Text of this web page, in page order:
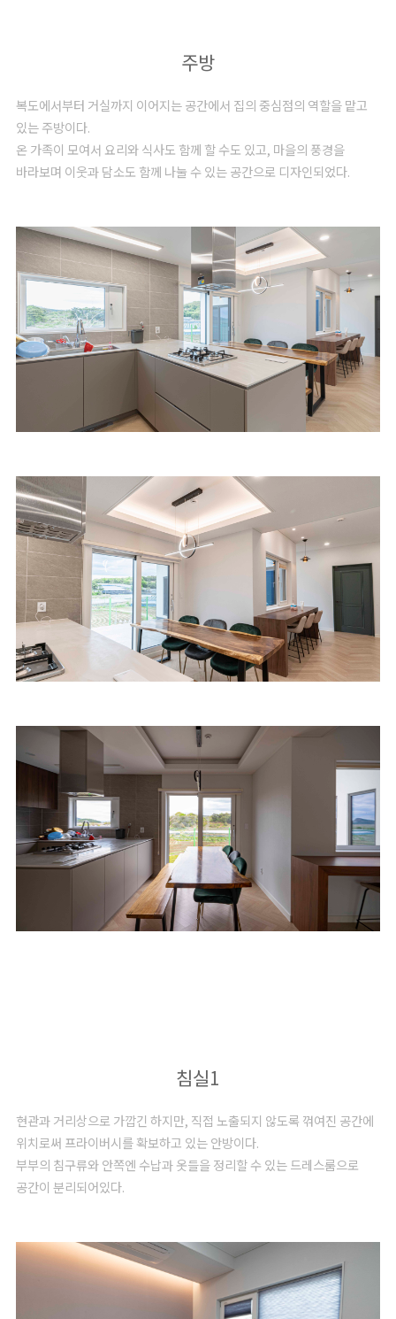
주방
복도에서부터 거실까지 이어지는 공간에서 집의 중심점의 역할을 맡고
있는 주방이다.
온 가족이 모여서 요리와 식사도 함께 할 수도 있고, 마을의 풍경을
바라보며 이웃과 담소도 함께 나눌 수 있는 공간으로 디자인되었다.
침실1
현관과 거리상으로 가깝긴 하지만, 직접 노출되지 않도록 꺾여진 공간에
위치로써 프라이버시를 확보하고 있는 안방이다.
부부의 침구류와 안쪽엔 수납과 옷들을 정리할 수 있는 드레스룸으로
공간이 분리되어있다.